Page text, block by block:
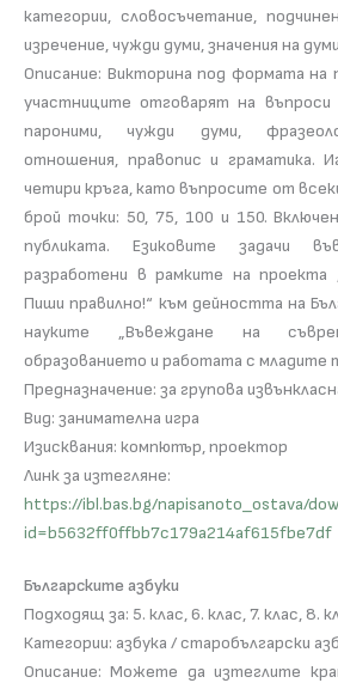
категории, словосъчетание,
изречение, чужди думи, значения на
Описание: Викторина под формата на
участниците отговарят на
пароними, чужди думи,
отношения, правопис и граматика.
четири кръга, като въпросите от
брой точки: 50, 75, 100 и 150.
публиката. Езиковите задачи
разработени в рамките на проекта
Пиши правилно!“ към дейността на
науките „Въвеждане на
образованието и работата с младите
Предназначение: за групова
Вид: занимателна игра
Изисквания: компютър, проектор
Линк за изтегляне:
https://ibl.bas.bg/napisanoto_ostava/
id=b5632ff0ffbb7c179a214af615fbe7df
Българските азбуки
Подходящ за: 5. клас, 6. клас, 7. клас, 8.
Категории: азбука / старобългарски
Описание: Можете да изтеглите